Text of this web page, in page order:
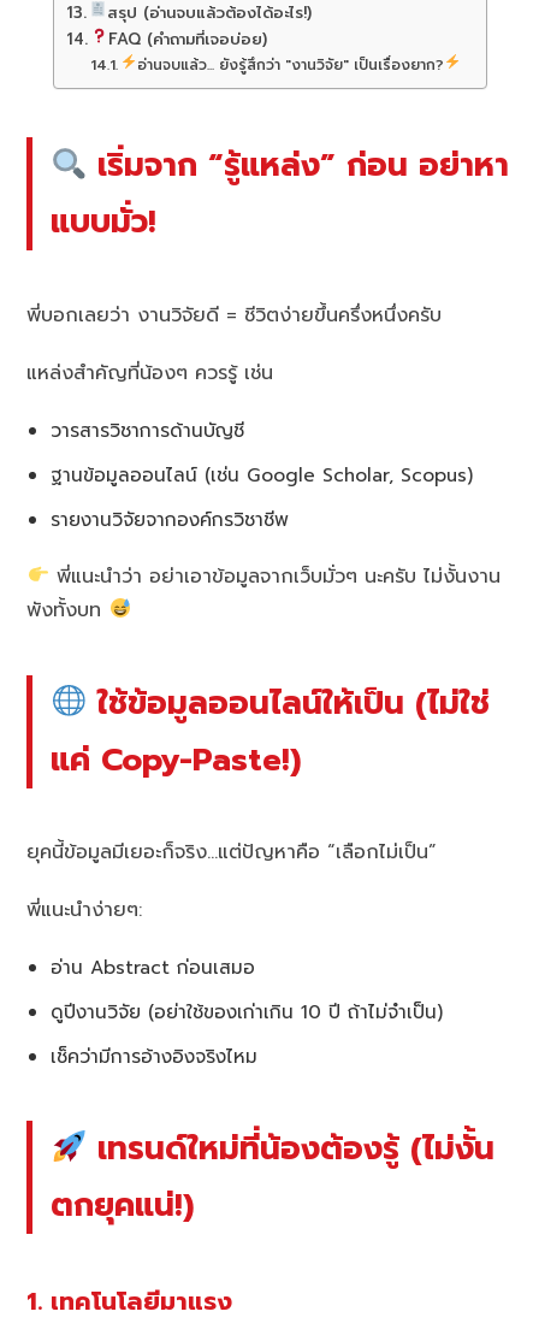
สรุป (อ่านจบแล้วต้องได้อะไร!)
FAQ (คำถามที่เจอบ่อย)
อ่านจบแล้ว... ยังรู้สึกว่า "งานวิจัย" เป็นเรื่องยาก?
เริ่มจาก “รู้แหล่ง” ก่อน อย่าหา
แบบมั่ว!
พี่บอกเลยว่า งานวิจัยดี = ชีวิตง่ายขึ้นครึ่งหนึ่งครับ
แหล่งสำคัญที่น้องๆ ควรรู้ เช่น
วารสารวิชาการด้านบัญชี
ฐานข้อมูลออนไลน์ (เช่น Google Scholar, Scopus)
รายงานวิจัยจากองค์กรวิชาชีพ
พี่แนะนำว่า อย่าเอาข้อมูลจากเว็บมั่วๆ นะครับ ไม่งั้นงาน
พังทั้งบท
ใช้ข้อมูลออนไลน์ให้เป็น (ไม่ใช่
แค่ Copy-Paste!)
ยุคนี้ข้อมูลมีเยอะก็จริง…แต่ปัญหาคือ “เลือกไม่เป็น”
พี่แนะนำง่ายๆ:
อ่าน Abstract ก่อนเสมอ
ดูปีงานวิจัย (อย่าใช้ของเก่าเกิน 10 ปี ถ้าไม่จำเป็น)
เช็คว่ามีการอ้างอิงจริงไหม
เทรนด์ใหม่ที่น้องต้องรู้ (ไม่งั้น
ตกยุคแน่!)
1. เทคโนโลยีมาแรง